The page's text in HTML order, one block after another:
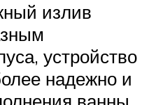
излив
устройство
надежно и